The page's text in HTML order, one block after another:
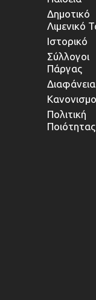
Δημοτικό
Λιμενικό
Ιστορικό
Σύλλογοι
Πάργας
Διαφάνεια
Πολιτική
Ποιότητας